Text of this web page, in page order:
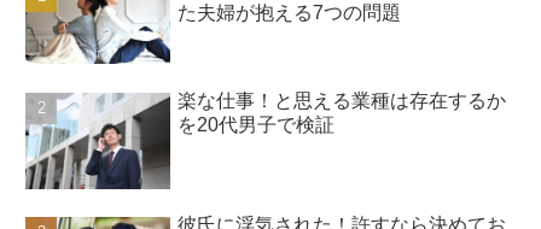
た夫婦が抱える7つの問題
楽な仕事！と思える業種は存在するか
を20代男子で検証
彼氏に浮気された！許すなら決めてお